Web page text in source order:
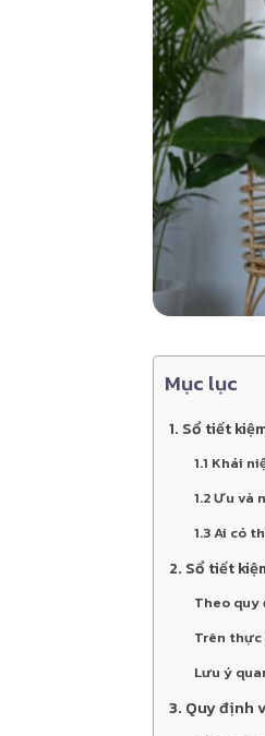
Mục lục
1. Sổ tiết
1.1 Khái
1.2 Ưu và
1.3 Ai có
2. Sổ tiết
Theo quy
Trên thực
Lưu ý
3. Quy định